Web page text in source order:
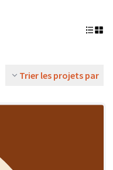
Trier les projets par